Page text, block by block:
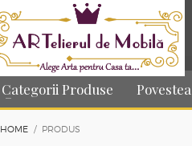
Categorii Produse
HOME PRODUS